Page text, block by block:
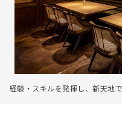
経験・スキルを発揮し、新天地